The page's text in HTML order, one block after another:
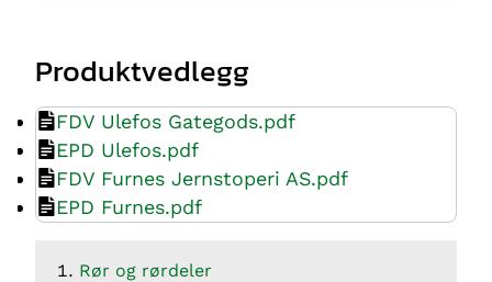
Produktvedlegg
FDV Ulefos Gategods.pdf
EPD Ulefos.pdf
FDV Furnes Jernstoperi AS.pdf
EPD Furnes.pdf
Rør og rørdeler